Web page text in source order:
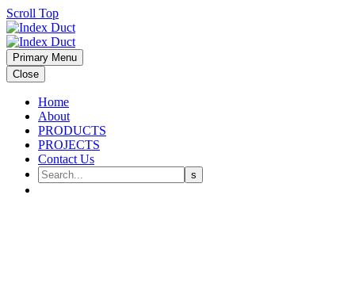
Scroll Top
Primary Menu
Close
Home
About
PRODUCTS
PROJECTS
Contact Us